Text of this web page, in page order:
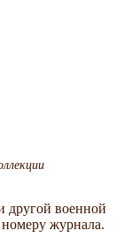
другой военной
журнала.